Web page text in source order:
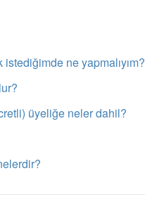
ne yapmalıyım?
üyeliğe neler dahil?